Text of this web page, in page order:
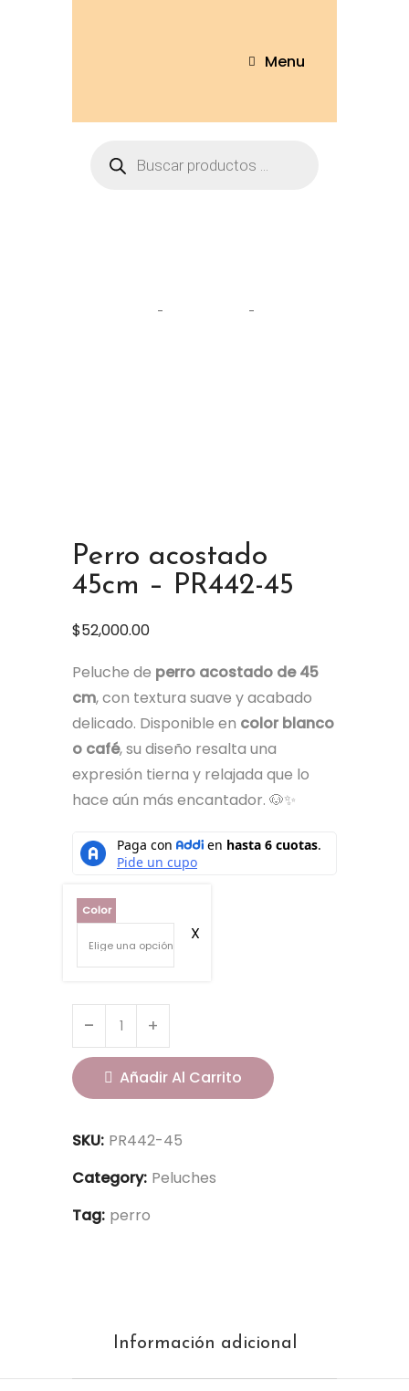
Menu
Perro acostado
45cm – PR442-45
$52,000.00
Peluche de perro acostado de 45
cm, con textura suave y acabado
delicado. Disponible en color blanco
o café, su diseño resalta una
expresión tierna y relajada que lo
hace aún más encantador. 🐶✨
Color
Añadir Al Carrito
SKU: PR442-45
Category: Peluches
Tag: perro
Información adicional